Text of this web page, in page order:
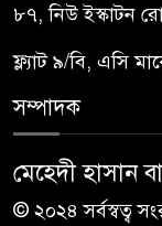
৮৭, নিউ ইস্কাটন
ফ্ল্যাট ৯/বি, এসি
সম্পাদক
মেহেদী হাসান
© ২০২৪ সর্বস্বত্ব